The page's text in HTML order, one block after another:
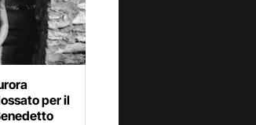
per il